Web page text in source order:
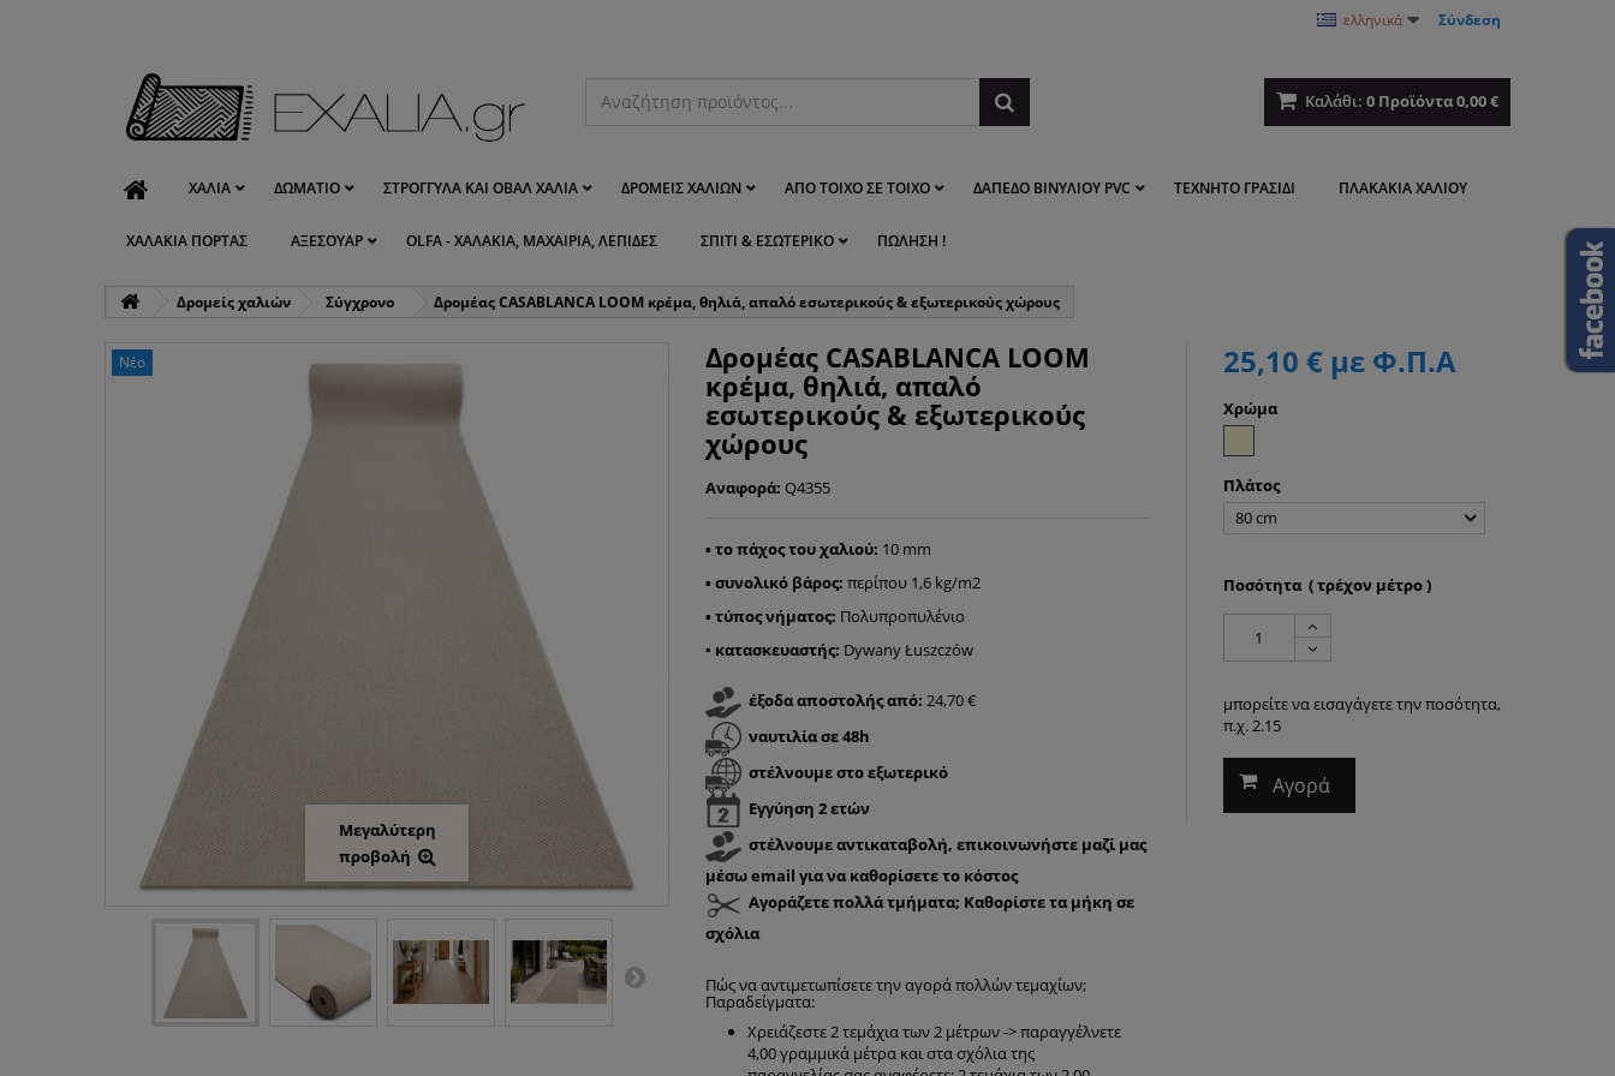
Σύνδεση
ελληνικά
Καλάθι: 0 Προϊόντα0,00 €
ΧΑΛΙΆ ΔΩΜΆΤΙΟ ΣΤΡΟΓΓΥΛΆ ΚΑΙ ΟΒΆΛ ΧΑΛΙΆ ΔΡΟΜΕΊΣ ΧΑΛΙΏΝ ΑΠΌ ΤΟΊΧΟ ΣΕ ΤΟΊΧΟ ΔΆΠΕΔΟ ΒΙΝΥΛΊΟΥ PVC ΤΕΧΝΗΤΌ ΓΡΑΣΊΔΙ ΠΛΑΚΆΚΙΑ ΧΑΛΙΟΎ
ΧΑΛΆΚΙΑ ΠΌΡΤΑΣ ΑΞΕΣΟΥΆΡ OLFA - ΧΑΛΆΚΙΑ, ΜΑΧΑΊΡΙΑ, ΛΕΠΊΔΕΣ ΣΠΊΤΙ & ΕΣΩΤΕΡΙΚΌ ΠΏΛΗΣΗ !
Δρομείς χαλιών Σύγχρονο Δρομέας CASABLANCA LOOM κρέμα, θηλιά, απαλό εσωτερικούς & εξωτερικούς χώρους
Νέο
Μεγαλύτερη
προβολή
Δρομέας CASABLANCA LOOM
κρέμα, θηλιά, απαλό
εσωτερικούς & εξωτερικούς
χώρους
Αναφορά: Q4355
▪ το πάχος του χαλιού: 10 mm
▪ συνολικό βάρος: περίπου 1,6 kg/m2
▪ τύπος νήματος: Πολυπροπυλένιο
▪ κατασκευαστής: Dywany Łuszczów
έξοδα αποστολής από: 24,70 €
ναυτιλία σε 48h
στέλνουμε στο εξωτερικό
Εγγύηση 2 ετών
στέλνουμε αντικαταβολή, επικοινωνήστε μαζί μας
μέσω email για να καθορίσετε το κόστος
Αγοράζετε πολλά τμήματα; Καθορίστε τα μήκη σε
σχόλια
Πώς να αντιμετωπίσετε την αγορά πολλών τεμαχίων;
Παραδείγματα:
Χρειάζεστε 2 τεμάχια των 2 μέτρων -> παραγγέλνετε
4,00 γραμμικά μέτρα και στα σχόλια της
25,10 €με Φ.Π.Α
Χρώμα
Πλάτος
80 cm
Ποσότητα ( τρέχον μέτρο )
μπορείτε να εισαγάγετε την ποσότητα,
π.χ. 2.15
Αγορά